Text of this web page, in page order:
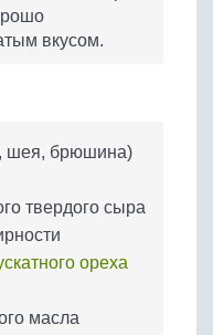
вкусом.
шея, брюшина)
твердого сыра
ореха
масла